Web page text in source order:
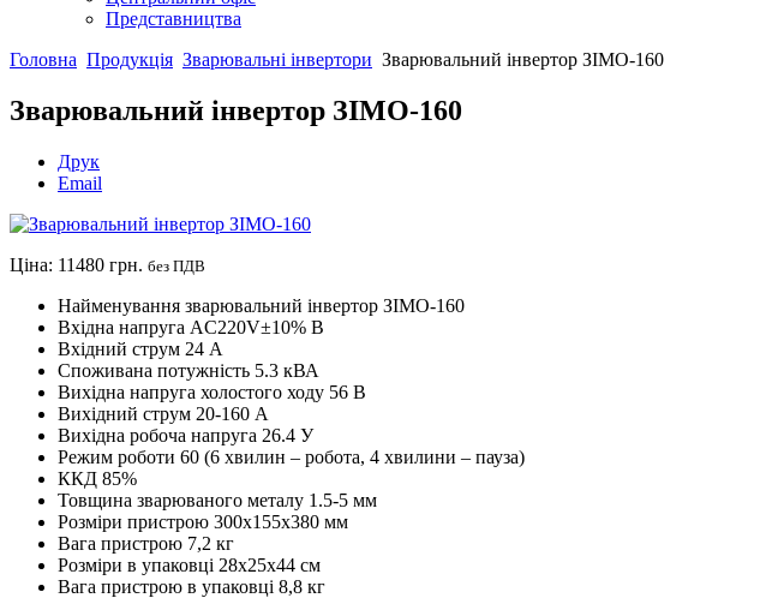
Представництва
Головна Продукція Зварювальні інвертори Зварювальний інвертор ЗІМО-160
Зварювальний інвертор ЗІМО-160
Друк
Email
Ціна: 11480 грн. без ПДВ
Найменування зварювальний інвертор ЗІМО-160
Вхідна напруга AC220V±10% В
Вхідний струм 24 А
Споживана потужність 5.3 кВА
Вихідна напруга холостого ходу 56 В
Вихідний струм 20-160 А
Вихідна робоча напруга 26.4 У
Режим роботи 60 (6 хвилин – робота, 4 хвилини – пауза)
ККД 85%
Товщина зварюваного металу 1.5-5 мм
Розміри пристрою 300x155x380 мм
Вага пристрою 7,2 кг
Розміри в упаковці 28х25х44 см
Вага пристрою в упаковці 8,8 кг